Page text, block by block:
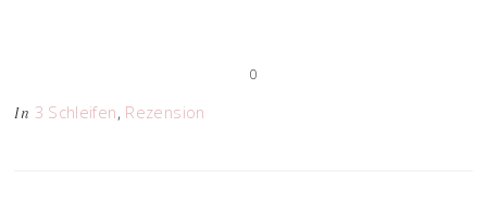
0
In 3 Schleifen, Rezension